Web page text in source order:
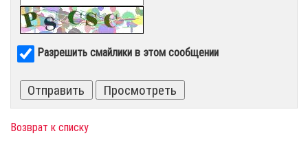
Разрешить смайлики в этом сообщении
Возврат к списку